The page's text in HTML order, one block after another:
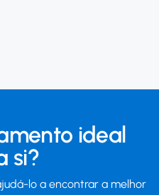
ideal
si?
lo a encontrar a melhor